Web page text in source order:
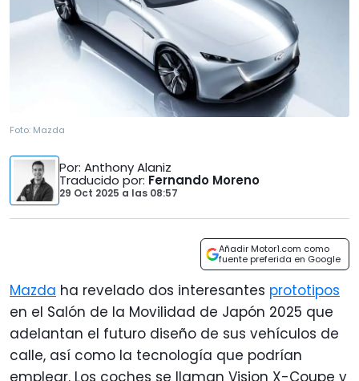
Foto: Mazda
Por: Anthony Alaniz
Traducido por: Fernando Moreno
29 Oct 2025 a las 08:57
Añadir Motor1.com como
fuente preferida en Google
Mazda ha revelado dos interesantes prototipos
en el Salón de la Movilidad de Japón 2025 que
adelantan el futuro diseño de sus vehículos de
calle, así como la tecnología que podrían